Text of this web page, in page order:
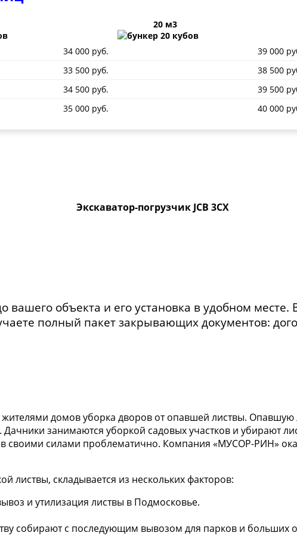
20 м3
34 000 руб.
39 000
33 500 руб.
38 500
34 500 руб.
39 500
35 000 руб. 40 000
Экскаватор-погрузчик JCB 3CX
вашего объекта и его установка в удобном
полный пакет закрывающих документов:
домов уборка дворов от опавшей листвы. Опавшую
занимаются уборкой садовых участков и убирают
своими силами проблематично. Компания «МУСОР-РИН»
листвы, складывается из нескольких факторов:
и утилизация листвы в Подмосковье.
собирают с последующим вывозом для парков и больших